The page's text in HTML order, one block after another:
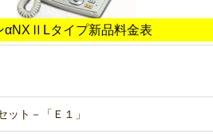
αNXⅡLタイプ新品料金表
ット－「Ｅ１」